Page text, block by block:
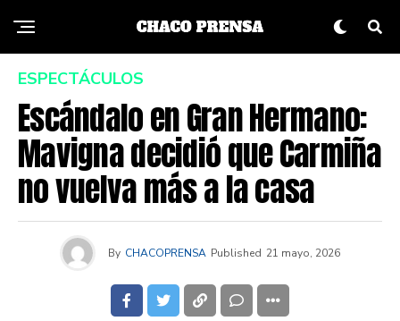
ESPECTÁCULOS
Escándalo en Gran Hermano:
Mavigna decidió que Carmiña
no vuelva más a la casa
By CHACOPRENSA Published 21 mayo, 2026